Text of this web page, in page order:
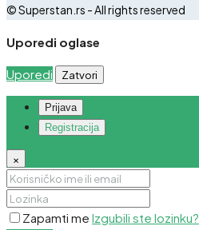
© Superstan.rs - All rights reserved
Uporedi oglase
Uporedi Zatvori
Prijava
Registracija
×
Zapamti me Izgubili ste lozinku?